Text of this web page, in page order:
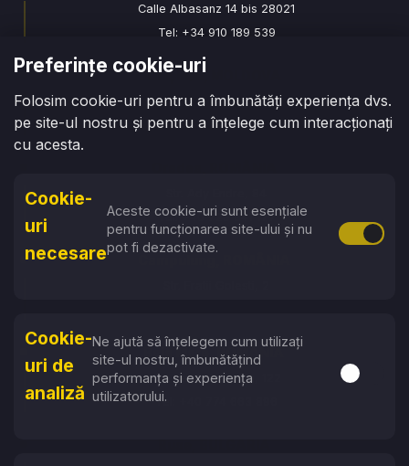
Calle Albasanz 14 bis 28021
Tel: +34 910 189 539
Chișinău, MOLDOVA
str. Armenească 100
Tel: +373 76 070 315
Tel: +40 729 941 177
Baia Mare, ROMÂNIA
Str. Vasile Lucaciu, 122
Tel: +40 774 663 896
Preferințe cookie-uri
Folosim cookie-uri pentru a îmbunătăți experiența dvs.
pe site-ul nostru și pentru a înțelege cum interacționați
cu acesta.
Cookie-
uri
necesare
Aceste cookie-uri sunt esențiale
pentru funcționarea site-ului și nu
pot fi dezactivate.
Activare
Cookie-
uri de
analiză
Ne ajută să înțelegem cum utilizați
site-ul nostru, îmbunătățind
performanța și experiența
utilizatorului.
Activare